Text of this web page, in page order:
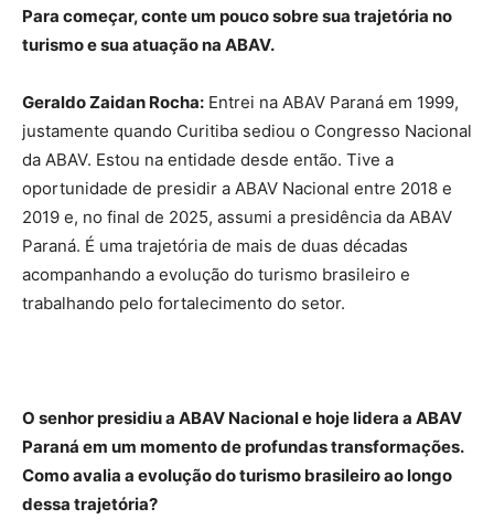
Para começar, conte um pouco sobre sua trajetória no
turismo e sua atuação na ABAV.
Geraldo Zaidan Rocha: Entrei na ABAV Paraná em 1999,
justamente quando Curitiba sediou o Congresso Nacional
da ABAV. Estou na entidade desde então. Tive a
oportunidade de presidir a ABAV Nacional entre 2018 e
2019 e, no final de 2025, assumi a presidência da ABAV
Paraná. É uma trajetória de mais de duas décadas
acompanhando a evolução do turismo brasileiro e
trabalhando pelo fortalecimento do setor.
O senhor presidiu a ABAV Nacional e hoje lidera a ABAV
Paraná em um momento de profundas transformações.
Como avalia a evolução do turismo brasileiro ao longo
dessa trajetória?